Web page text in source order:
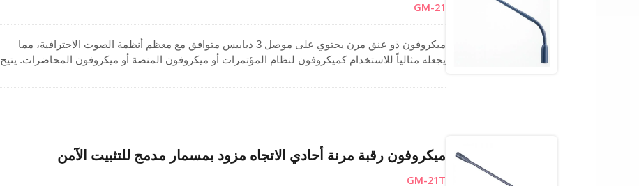
GM-21
ميكروفون ذو عنق مرن يحتوي على موصل 3 دبابيس متوافق مع معظم أنظمة الصوت الاحترافية، مما
يجعله مثالياً للاستخدام كميكروفون لنظام المؤتمرات أو ميكروفون المنصة أو ميكروفون المحاضرات. يتيح
كبسولة كارديويد أحادية الاتجاه مزودة بمكثف، يركز على الصوت من الأمام مع تقليل الضوضاء الخلفية.
ميكروفون رقبة مرنة أحادي الاتجاه مزود بمسمار مدمج للتثبيت الآمن
GM-21T